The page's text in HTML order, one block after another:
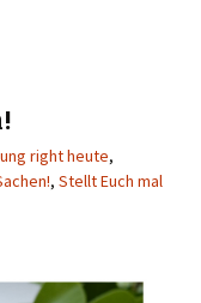
right heute,
, Stellt Euch mal